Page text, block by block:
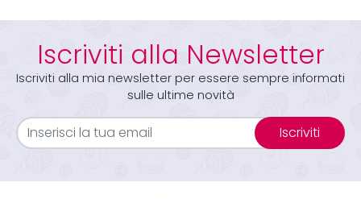
Iscriviti alla Newsletter
Iscriviti alla mia newsletter per essere sempre informati
sulle ultime novità
Iscriviti